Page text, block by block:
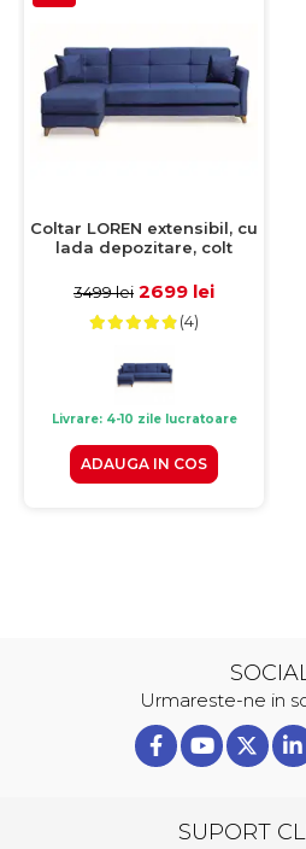
Coltar LOREN extensibil, cu
lada depozitare, colt
240x143x85 cm
3499 lei 2699 lei
(4)
Livrare: 4-10 zile lucratoare
ADAUGA IN COS
Urmareste-ne in
SUPORT